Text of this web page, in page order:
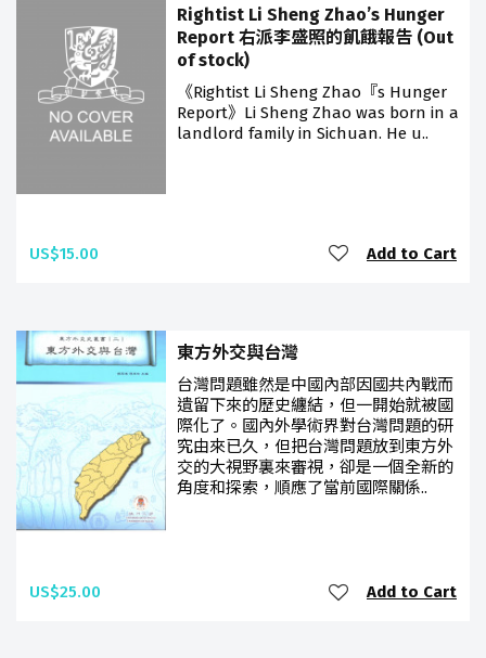
Rightist Li Sheng Zhao’s Hunger
Report 右派李盛照的飢餓報告 (Out
of stock)
《Rightist Li Sheng Zhao『s Hunger
Report》Li Sheng Zhao was born in a
landlord family in Sichuan. He u..
US$15.00 Add to Cart
東方外交與台灣
台灣問題雖然是中國內部因國共內戰而
遺留下來的歷史纏結，但一開始就被國
際化了。國內外學術界對台灣問題的研
究由來已久，但把台灣問題放到東方外
交的大視野裏來審視，卻是一個全新的
角度和探索，順應了當前國際關係..
US$25.00 Add to Cart